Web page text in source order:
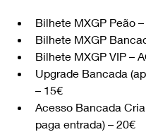
Bilhete MXGP Peão
Bilhete MXGP
Bilhete MXGP VIP –
Upgrade Bancada
– 15€
Acesso Bancada
paga entrada) – 20€